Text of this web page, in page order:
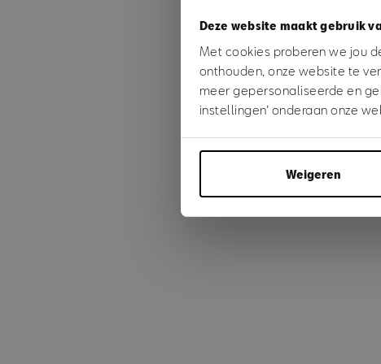
Deze website maakt gebruik
Met cookies proberen we jou
onthouden, onze website te
meer gepersonaliseerde en
instellingen’ onderaan onze
Weigeren
Something